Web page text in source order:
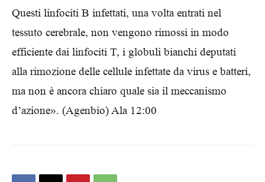
Questi linfociti B infettati, una volta entrati nel
tessuto cerebrale, non vengono rimossi in modo
efficiente dai linfociti T, i globuli bianchi deputati
alla rimozione delle cellule infettate da virus e batteri,
ma non è ancora chiaro quale sia il meccanismo
d’azione». (Agenbio) Ala 12:00